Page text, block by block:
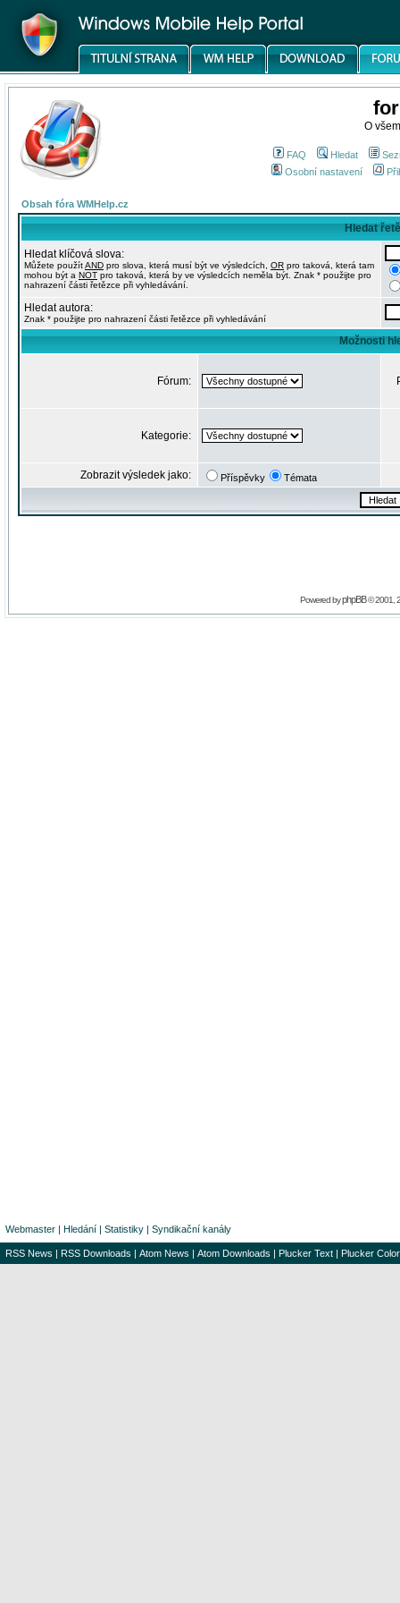
O
FAQ Hledat
Osobní nastavení
Obsah fóra WMHelp.cz
Hledat
Hledat klíčová slova:
Můžete použítAND pro slova, která musí být ve výsledcích, OR pro taková, která tam
mohou být a NOT pro taková, která by ve výsledcích neměla být. Znak * použijte pro
nahrazení části řetězce při vyhledávání.
Hledat autora:
Znak * použijte pro nahrazení části řetězce při vyhledávání
Možnosti
Fórum:
Kategorie:
Zobrazit výsledek jako: Příspěvky Témata
Powered byphpBB© 2001,
Webmaster | Hledání | Statistiky | Syndikační kanály
RSS News | RSS Downloads | Atom News | Atom Downloads | Plucker Text | Plucker Color